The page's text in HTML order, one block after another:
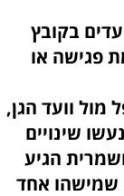
בקובץ
פגישה או
מול וועד הגן,
שינויים
הגיע
שמישהו אחד